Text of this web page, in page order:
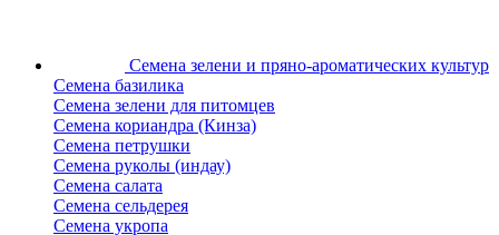
Семена зелени и пряно-ароматических культур
Семена базилика
Семена зелени для питомцев
Семена кориандра (Кинза)
Семена петрушки
Семена руколы (индау)
Семена салата
Семена сельдерея
Семена укропа